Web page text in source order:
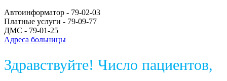
Автоинформатор - 79-02-03
Платные услуги - 79-09-77
ДМС - 79-01-25
Адреса больницы
Здравствуйте! Число пациентов,